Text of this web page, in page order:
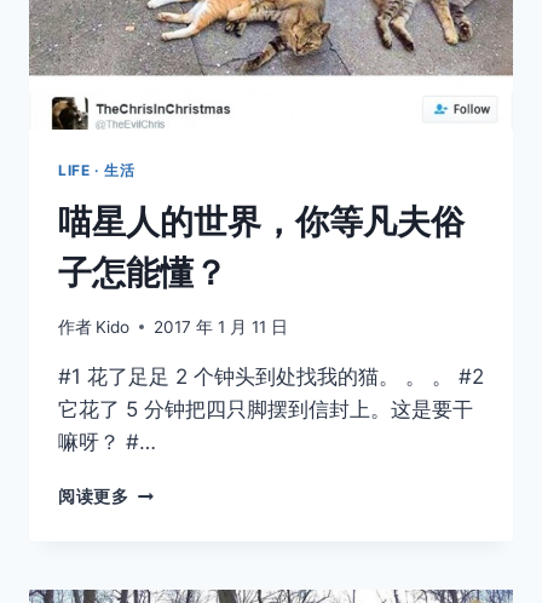
10
种
猫
尾
身
语
言
LIFE · 生活
喵星人的世界，你等凡夫俗
子怎能懂？
作者 Kido 2017 年 1 月 11 日
#1 花了足足 2 个钟头到处找我的猫。 。 。 #2
它花了 5 分钟把四只脚摆到信封上。这是要干
嘛呀？ #…
阅读更多
世